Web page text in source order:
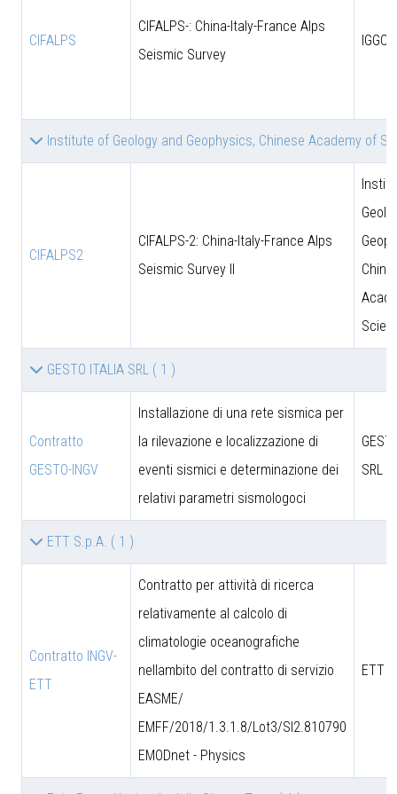
CIFALPS
CIFALPS-: China-Italy-France Alps
Seismic Survey
Institute of Geology and Geophysics, Chinese Academy of
CIFALPS2
CIFALPS-2: China-Italy-France Alps
Seismic Survey II
GESTO ITALIA SRL ( 1 )
Contratto
GESTO-INGV
Installazione di una rete sismica per
la rilevazione e localizzazione di
eventi sismici e determinazione dei
relativi parametri sismologoci
SRL
ETT S.p.A. ( 1 )
Contratto INGV-
ETT
Contratto per attività di ricerca
relativamente al calcolo di
climatologie oceanografiche
nellambito del contratto di servizio
EASME/
EMFF/2018/1.3.1.8/Lot3/SI2.810790
EMODnet - Physics
ETT